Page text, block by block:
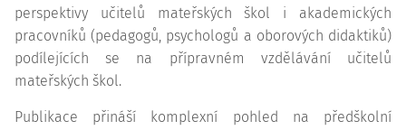
perspektivy učitelů mateřských škol i akademických
pracovníků (pedagogů, psychologů a oborových didaktiků)
podílejících se na přípravném vzdělávání učitelů
mateřských škol.
Publikace přináší komplexní pohled na předškolní